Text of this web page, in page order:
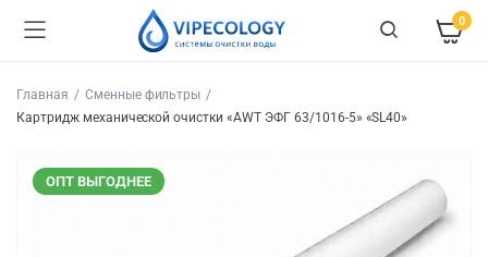
0
Главная
Сменные фильтры
Картридж механической очистки «AWT ЭФГ 63/1016-5» «SL40»
ОПТ ВЫГОДНЕЕ